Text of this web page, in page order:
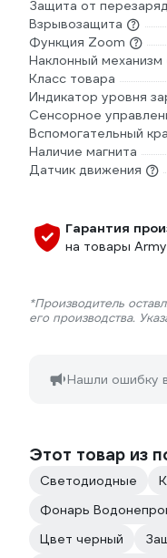
Защита от
Взрывозащита
Функция Zoom
Наклонный механизм
Класс товара
Индикатор уровня
Сенсорное
Вспомогательный
Наличие магнита
Датчик движения
Гарантия
на товары
*Производитель
его производства.
Нашли ошибку
Этот товар из
Светодиодные
Фонарь
Цвет черный